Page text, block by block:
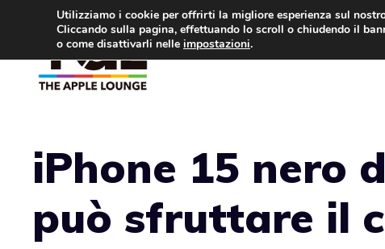
contenuto
iPhone 15 nero
può sfruttare il
Utilizziamo i cookie per offrirti la migliore esperienza sul
Cliccando sulla pagina, effettuando lo scroll o chiudendo il
o come disattivarli nelle impostazioni.